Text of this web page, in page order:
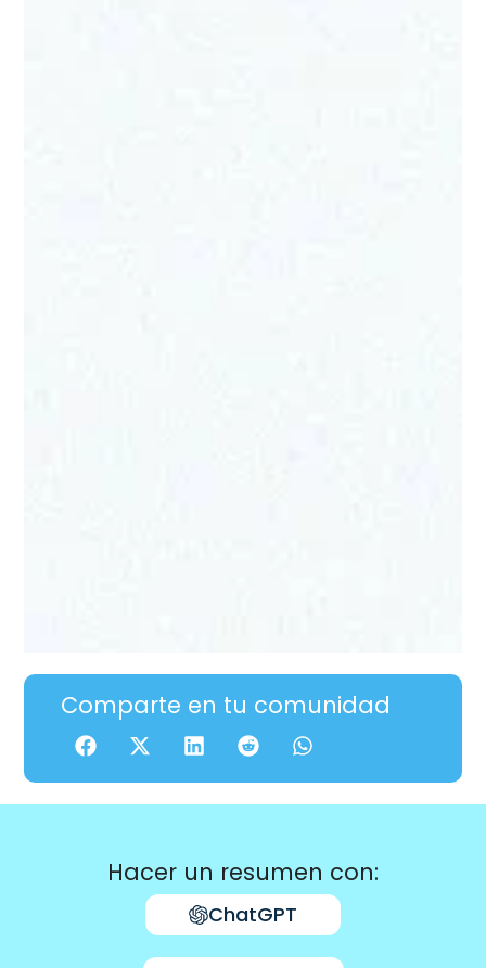
Comparte en tu comunidad
Hacer un resumen con:
ChatGPT